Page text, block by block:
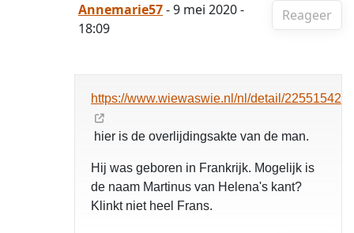
Reageer
Annemarie57- 9 mei 2020 -
18:09
https://www.wiewaswie.nl/nl/detail/22551542
hier is de overlijdingsakte van de man.
Hij was geboren in Frankrijk. Mogelijk is
de naam Martinus van Helena's kant?
Klinkt niet heel Frans.